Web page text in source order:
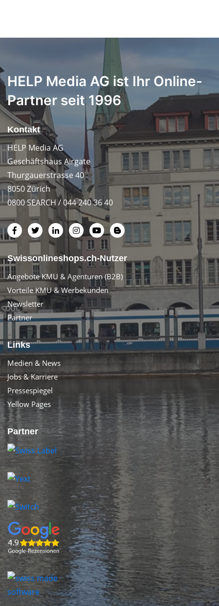
HELP Media AG ist Ihr Online-
Partner seit 1996
Kontakt
HELP Media AG
Geschäftshaus Airgate
Thurgauerstrasse 40
8050 Zürich
0800 SEARCH / 044 240 36 40
Swissonlineshops.ch-Nutzer
Angebote KMU & Agenturen (B2B)
Vorteile KMU & Werbekunden
Newsletter
Partner
Links
Medien & News
Jobs & Karriere
Pressespiegel
Yellow Pages
Partner